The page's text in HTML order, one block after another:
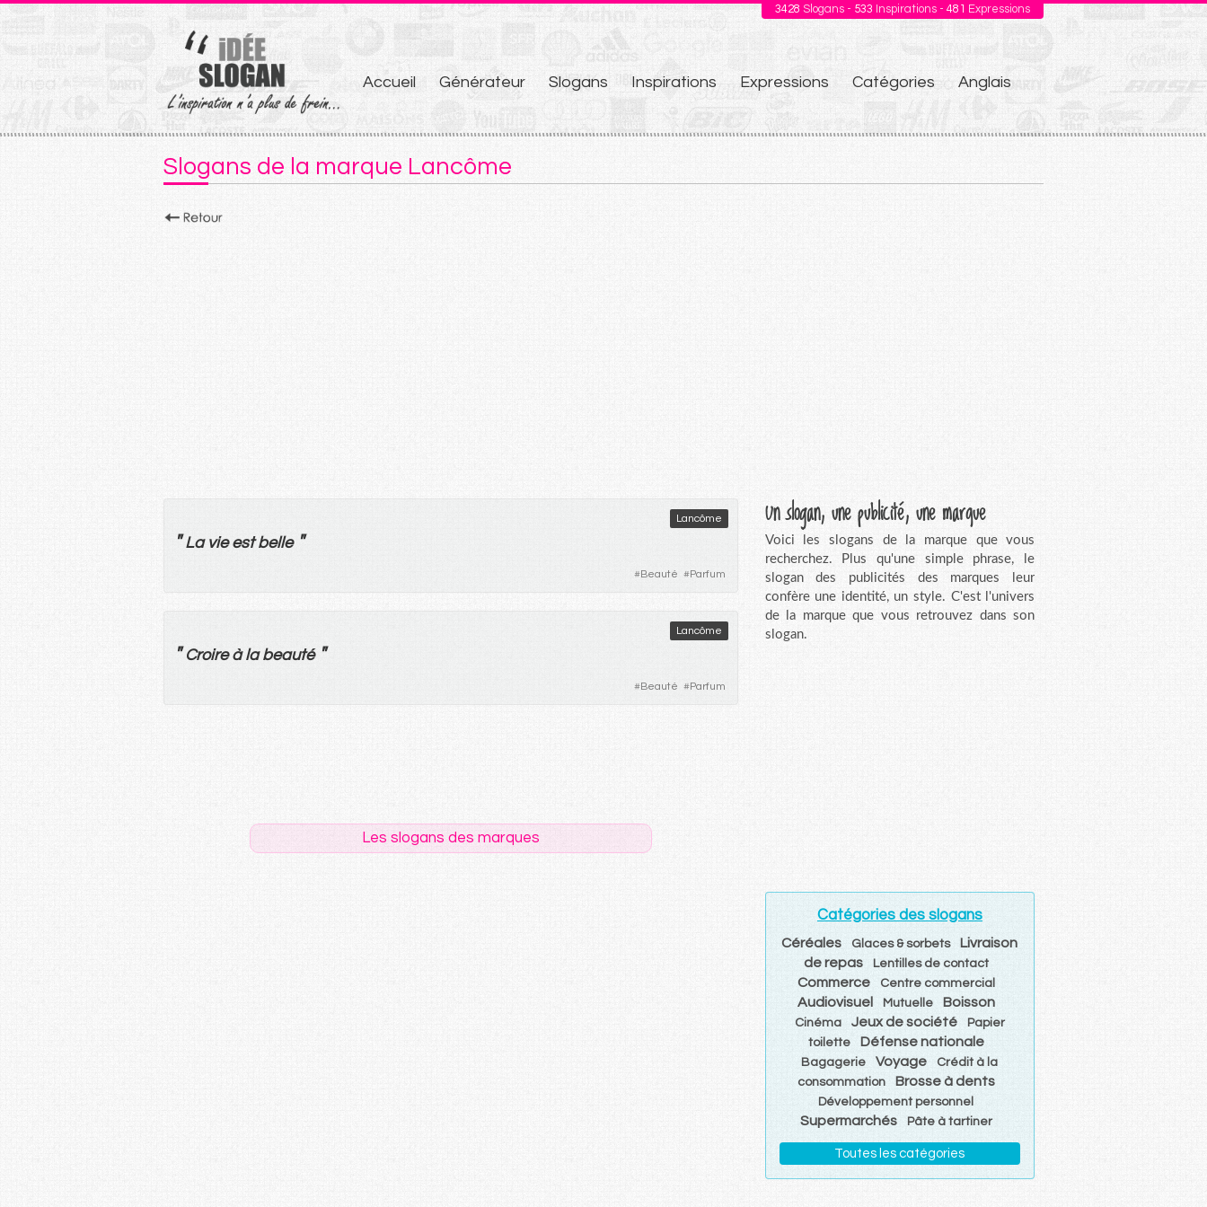
3428 Slogans - 533 Inspirations - 481 Expressions
Aller
au
contenu
Accueil Générateur Slogans Inspirations Expressions Catégories Anglais
Slogans de la marque Lancôme
Lancôme
" La vie est belle "
#Beauté #Parfum
Lancôme
" Croire à la beauté "
#Beauté #Parfum
Les slogans des marques
Un slogan, une publicité, une marque
Voici les slogans de la marque que vous
recherchez. Plus qu'une simple phrase, le
slogan des publicités des marques leur
confère une identité, un style. C'est l'univers
de la marque que vous retrouvez dans son
slogan.
Catégories des slogans
Céréales Glaces & sorbets
Livraison
de repas
Lentilles de contact
Commerce Centre commercial
Audiovisuel Mutuelle Boisson
Cinéma Jeux de société
Papier
toilette
Défense nationale
Bagagerie Voyage
Crédit à la
consommation
Brosse à dents
Développement personnel
Supermarchés Pâte à tartiner
Toutes les catégories